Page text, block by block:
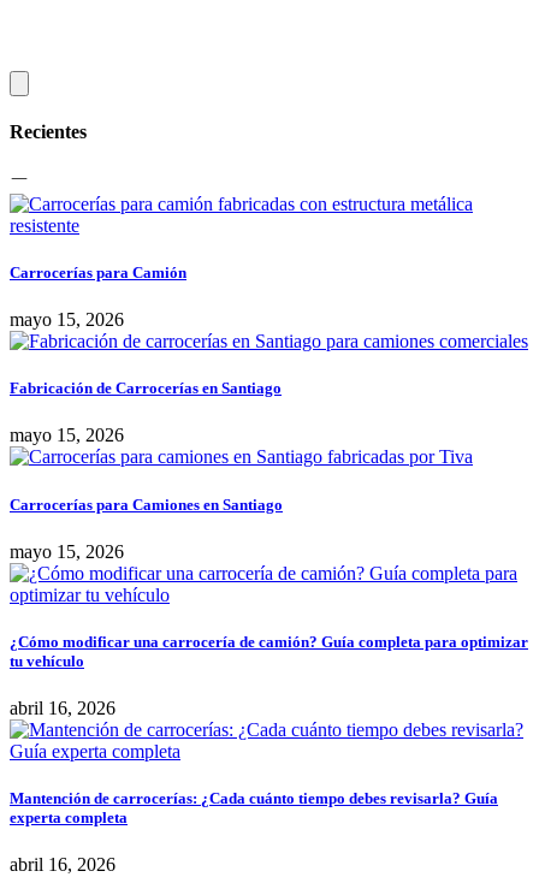
Recientes
Carrocerías para Camión
mayo 15, 2026
Fabricación de Carrocerías en Santiago
mayo 15, 2026
Carrocerías para Camiones en Santiago
mayo 15, 2026
¿Cómo modificar una carrocería de camión? Guía completa para optimizar
tu vehículo
abril 16, 2026
Mantención de carrocerías: ¿Cada cuánto tiempo debes revisarla? Guía
experta completa
abril 16, 2026